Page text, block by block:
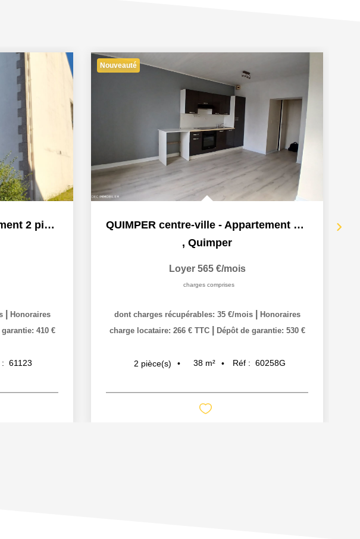
QUIMPER Ty Pont - Appartement 2 pièces 25.45m²
Honoraires
garantie: 410 €
: 61123
Nouveauté
QUIMPER centre-ville - Appartement 2 pièces 38.09 m2
, Quimper
Loyer 565 €/mois
charges comprises
dont charges récupérables: 35 €/mois
Honoraires
charge locataire: 266 € TTC
Dépôt de garantie: 530 €
2 pièce(s) 38 m² Réf : 60258G